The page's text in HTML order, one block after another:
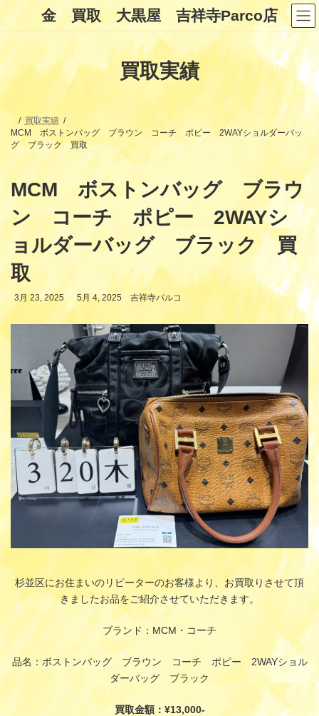
ン
キ
ッ
ー
に
移
金 買取 大黒屋 吉祥寺Parco店
買取実績
買取実績
MCM ボストンバッグ ブラウン コーチ ポピー 2WAYショルダーバッ
グ ブラック 買取
MCM ボストンバッグ ブラウ
ン コーチ ポピー 2WAYシ
ョルダーバッグ ブラック 買
取
3月 23, 2025
最
日
時
:
5月 4, 2025 吉祥寺パルコ
杉並区にお住まいのリピーターのお客様より、お買取りさせて頂
きましたお品をご紹介させていただきます。
ブランド：MCM・コーチ
品名：ボストンバッグ ブラウン コーチ ポピー 2WAYショル
ダーバッグ ブラック
買取金額：¥13,000-